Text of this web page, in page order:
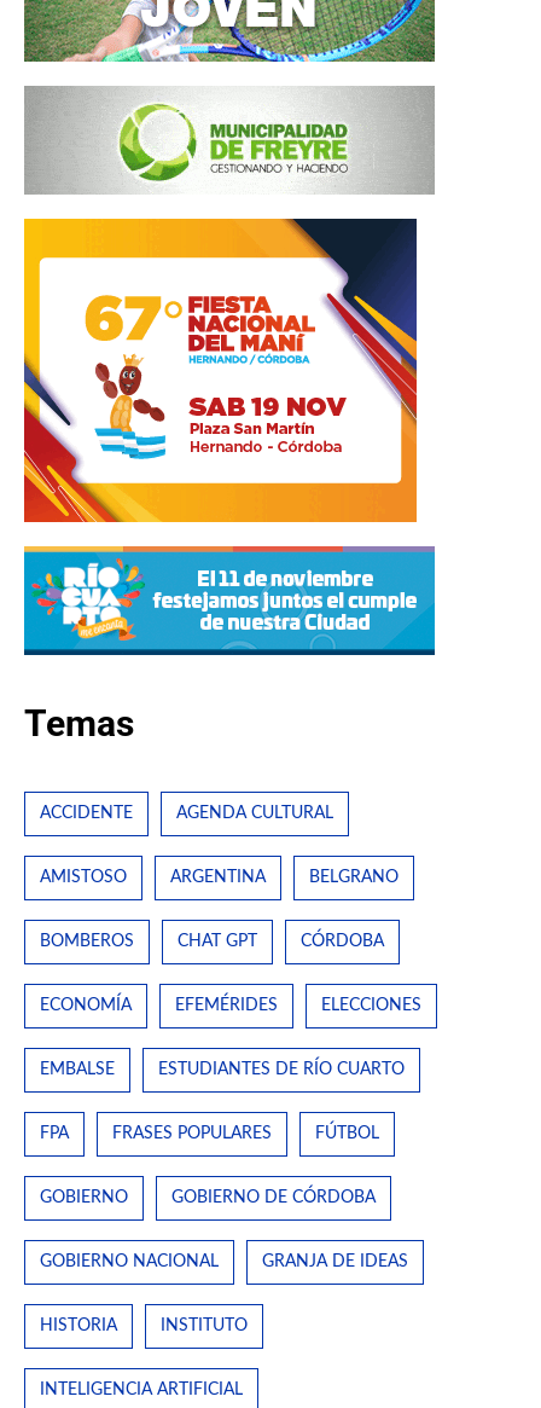
Temas
ACCIDENTE AGENDA CULTURAL
AMISTOSO ARGENTINA BELGRANO
BOMBEROS CHAT GPT CÓRDOBA
ECONOMÍA EFEMÉRIDES ELECCIONES
EMBALSE ESTUDIANTES DE RÍO CUARTO
FPA FRASES POPULARES FÚTBOL
GOBIERNO GOBIERNO DE CÓRDOBA
GOBIERNO NACIONAL GRANJA DE IDEAS
HISTORIA INSTITUTO
INTELIGENCIA ARTIFICIAL